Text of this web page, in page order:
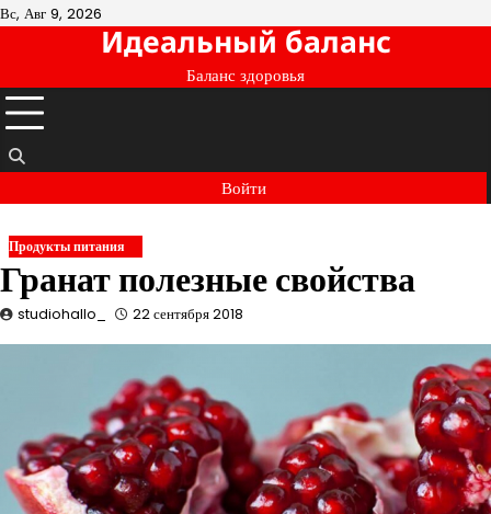
Перейти
Вс, Авг 9, 2026
Идеальный баланс
Баланс здоровья
Войти
Продукты питания
Гранат полезные свойства
studiohallo_ 22 сентября 2018